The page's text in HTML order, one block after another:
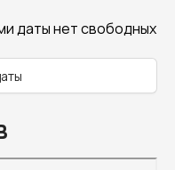
даты нет свободных